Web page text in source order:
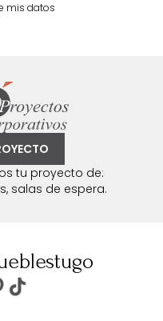
mis datos
tu proyecto de:
salas de espera.